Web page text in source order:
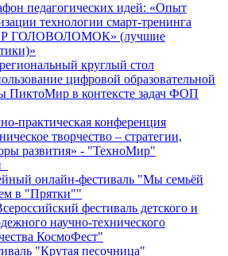
педагогических идей: «Опыт
технологии смарт-тренинга
ГОЛОВОЛОМОК» (лучшие
круглый стол
цифровой образовательной
ПиктоМир в контексте задач ФОП
практическая конференция
творчество – стратегии,
развития» - "ТехноМир"
онлайн-фестиваль "Мы семьёй
в "Прятки""
фестиваль детского и
научно-технического
КосмоФест"
"Крутая песочница"